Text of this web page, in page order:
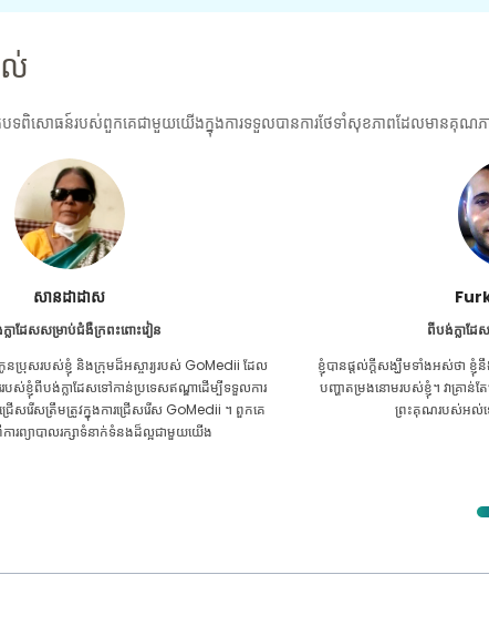
ល់
ទពិសោធន៍របស់ពួកគេជាមួយយើងក្នុងការទទួលបានការថែទាំសុខភាពដែលមានគុណភ
សានដាដាស
លាដែសសម្រាប់ជំងឺក្រពះពោះវៀន
ប្រុសរបស់ខ្ញុំ និងក្រុមដ៏អស្ចារ្យរបស់ GoMedii ដែល
របស់ខ្ញុំពីបង់ក្លាដែសទៅកាន់ប្រទេសឥណ្ឌាដើម្បីទទួលការ
រើសរើសត្រឹមត្រូវក្នុងការជ្រើសរើស GoMedii ។ ពួកគេ
ារព្យាបាលរក្សាទំនាក់ទំនងដ៏ល្អជាមួយយើង
ពីបង់ក្លាដែ
ខ្ញុំ​បាន​ផ្តល់​ក្តី​សង្ឃឹម​ទាំង​អស់​ថា ខ្ញុំ​
បញ្ហា​តម្រងនោម​របស់​ខ្ញុំ។ វាគ្រាន់
ព្រះគុណរបស់អល់